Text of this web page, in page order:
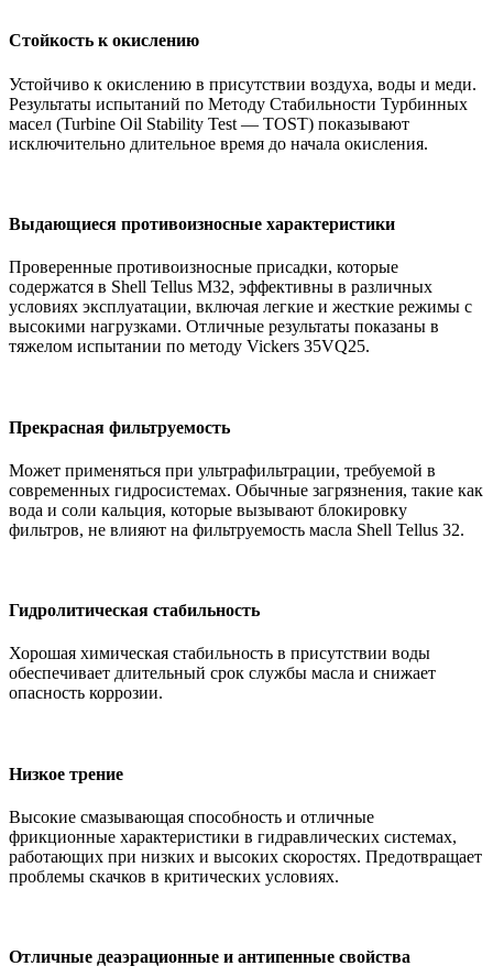
Стойкость к окислению
Устойчиво к окислению в присутствии воздуха, воды и меди.
Результаты испытаний по Методу Стабильности Турбинных
масел (Turbine Oil Stability Test — TOST) показывают
исключительно длительное время до начала окисления.
Выдающиеся противоизносные характеристики
Проверенные противоизносные присадки, которые
содержатся в Shell Tellus M32, эффективны в различных
условиях эксплуатации, включая легкие и жесткие режимы с
высокими нагрузками. Отличные результаты показаны в
тяжелом испытании по методу Vickers 35VQ25.
Прекрасная фильтруемость
Может применяться при ультрафильтрации, требуемой в
современных гидросистемах. Обычные загрязнения, такие как
вода и соли кальция, которые вызывают блокировку
фильтров, не влияют на фильтруемость масла Shell Tellus 32.
Гидролитическая стабильность
Хорошая химическая стабильность в присутствии воды
обеспечивает длительный срок службы масла и снижает
опасность коррозии.
Низкое трение
Высокие смазывающая способность и отличные
фрикционные характеристики в гидравлических системах,
работающих при низких и высоких скоростях. Предотвращает
проблемы скачков в критических условиях.
Отличные деаэрационные и антипенные свойства